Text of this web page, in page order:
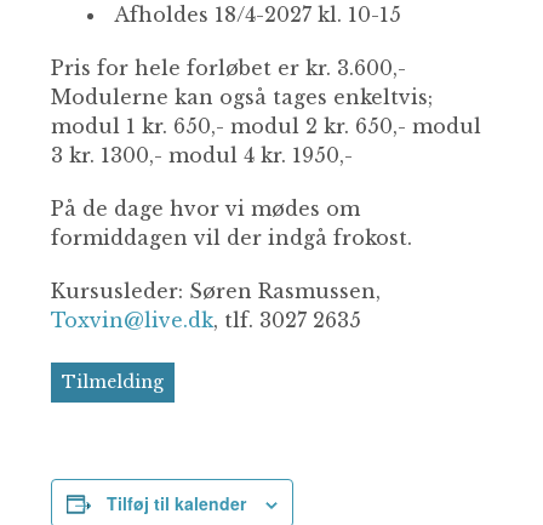
Afholdes 18/4-2027 kl. 10-15
Pris for hele forløbet er kr. 3.600,-
Modulerne kan også tages enkeltvis;
modul 1 kr. 650,- modul 2 kr. 650,- modul
3 kr. 1300,- modul 4 kr. 1950,-
På de dage hvor vi mødes om
formiddagen vil der indgå frokost.
Kursusleder: Søren Rasmussen,
Toxvin@live.dk, tlf. 3027 2635
Tilmelding
Tilføj til kalender